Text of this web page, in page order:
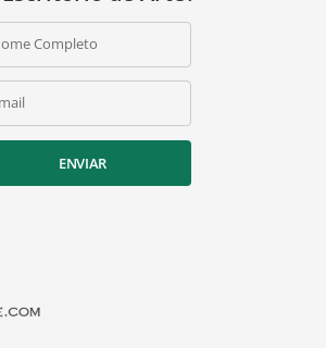
Completo
ENVIAR